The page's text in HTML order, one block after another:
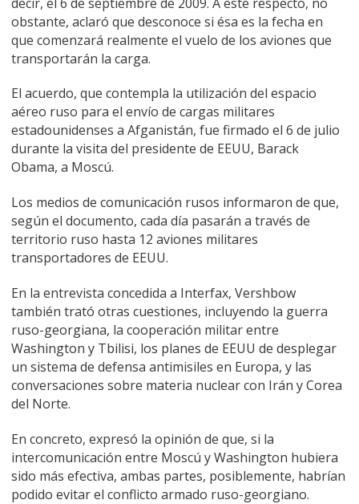
obstante, aclaró que desconoce si ésa es la fecha en
que comenzará realmente el vuelo de los aviones que
transportarán la carga.
El acuerdo, que contempla la utilización del espacio
aéreo ruso para el envío de cargas militares
estadounidenses a Afganistán, fue firmado el 6 de julio
durante la visita del presidente de EEUU, Barack
Obama, a Moscú.
Los medios de comunicación rusos informaron de que,
según el documento, cada día pasarán a través de
territorio ruso hasta 12 aviones militares
transportadores de EEUU.
En la entrevista concedida a Interfax, Vershbow
también trató otras cuestiones, incluyendo la guerra
ruso-georgiana, la cooperación militar entre
Washington y Tbilisi, los planes de EEUU de desplegar
un sistema de defensa antimisiles en Europa, y las
conversaciones sobre materia nuclear con Irán y Corea
del Norte.
En concreto, expresó la opinión de que, si la
intercomunicación entre Moscú y Washington hubiera
sido más efectiva, ambas partes, posiblemente, habrían
podido evitar el conflicto armado ruso-georgiano.